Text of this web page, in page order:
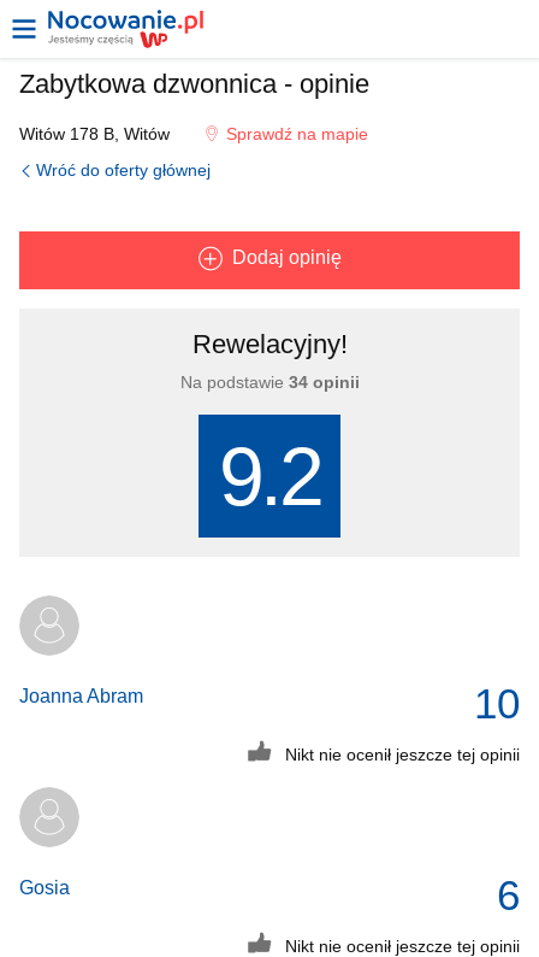
Zabytkowa dzwonnica - opinie
Witów 178 B, Witów
Sprawdź na mapie
Wróć do oferty głównej
Dodaj opinię
Rewelacyjny!
Na podstawie 34 opinii
9.2
10
Joanna Abram
Nikt nie ocenił jeszcze tej opinii
6
Gosia
Nikt nie ocenił jeszcze tej opinii